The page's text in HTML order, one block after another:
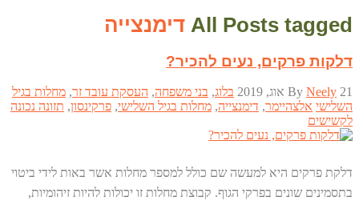
All Posts tagged דימנצייה
דלקות פרקים, נעים להכיר?
By Neely 21 אוג, 2019 בלוג, בני משפחה, העסקת עובד זר, מחלות בגיל
השלישי אלצהיימר, דימנצייה, מחלות בגיל השלישי, פרקינסון, תזונה נכונה
לקשישים
דלקת פרקים היא למעשה שם כולל למספר מחלות אשר באות לידי ביטוי
בתסמינים שונים בפרקי הגוף. קבוצת מחלות זו יכולות להיות זיהומיות,